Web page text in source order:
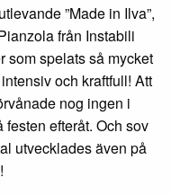
”Made in Ilva”,
från Instabili
som spelats så mycket
och kraftfull! Att
nog ingen i
efteråt. Och sov
utvecklades även på